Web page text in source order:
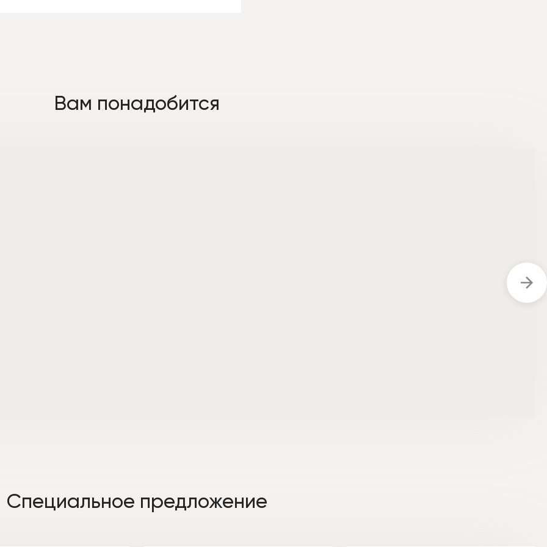
Вам понадобится
Специальное предложение